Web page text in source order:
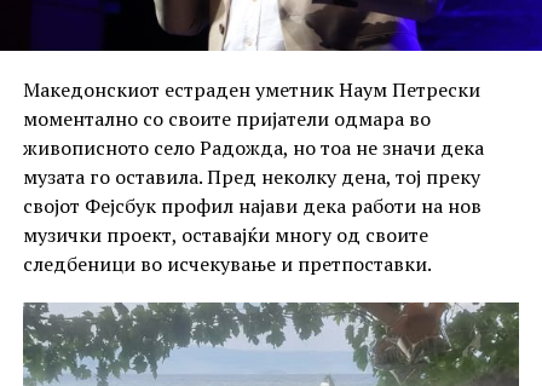
Македонскиот естраден уметник Наум Петрески
моментално со своите пријатели одмара во
живописното село Радожда, но тоа не значи дека
музата го оставила. Пред неколку дена, тој преку
својот Фејсбук профил најави дека работи на нов
музички проект, оставајќи многу од своите
следбеници во исчекување и претпоставки.